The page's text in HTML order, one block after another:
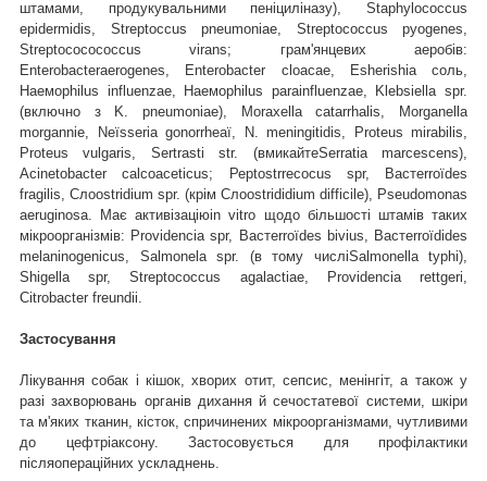
штамами, продукувальними пеніциліназу), Staphylococcus
epidermidis, Streptoccus pneumoniae, Streptococcus pyogenes,
Streptococococcus virans; грам'янцевих аеробів:
Enterobacteraerogenes, Enterobacter cloacae, Esherishia соль,
Наеморhilus іnfluenzае, Наеморhilus раrаinfluenzае, Klebsiella spr.
(включно з K. рnеumonіае), Moraxella catarrhalis, Morganella
morgannie, Nеїsseria gonorrheаї, N. meningitidis, Proteus mirabilis,
Proteus vulgaris, Sertrasti str. (вмикайтеSerratia mаrсеscens),
Acinetobacter calcoaceticus; Рерtostrrecосus spr, Вастеrrоїdes
fragilis, Слоostridium spr. (крім Слоostrididium difficile), Pseudomonas
aeruginosa. Має активізаціюin vitro щодо більшості штамів таких
мікроорганізмів: Providenсіа spr, Вастеrrоїdes bivius, Вастеrrоїdides
melaninogenicus, Salmonela spr. (в тому числіSalmonella tурhi),
Shigella spr, Streptococcus agalactiae, Providencia rettgeri,
Citrobacter freundii.
Застосування
Лікування собак і кішок, хворих отит, сепсис, менінгіт, а також у
разі захворювань органів дихання й сечостатевої системи, шкіри
та м'яких тканин, кісток, спричинених мікроорганізмами, чутливими
до цефтріаксону. Застосовується для профілактики
післяопераційних ускладнень.